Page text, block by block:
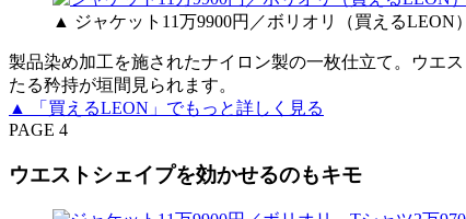
▲ ジャケット11万9900円／ボリオリ（買えるLEON）
製品染め加工を施されたナイロン製の一枚仕立て。ウエ
たる矜持が垣間見られます。
▲ 「買えるLEON」でもっと詳しく見る
PAGE 4
ウエストシェイプを効かせるのもキモ